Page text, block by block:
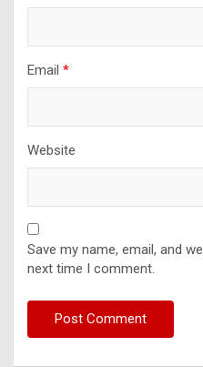
Email *
Website
Save my name, email, and
next time I comment.